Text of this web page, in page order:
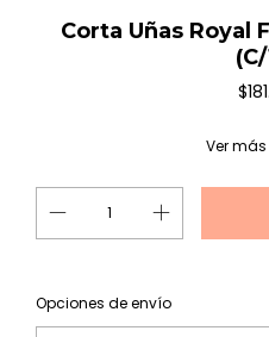
Corta Uñas Royal
Ver
Entregas para el CP:
Opciones de envío